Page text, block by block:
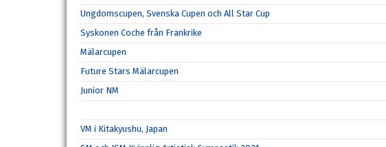
Ungdomscupen, Svenska Cupen och All Star Cup
Syskonen Coche från Frankrike
Mälarcupen
Future Stars Mälarcupen
Junior NM
VM i Kitakyushu, Japan